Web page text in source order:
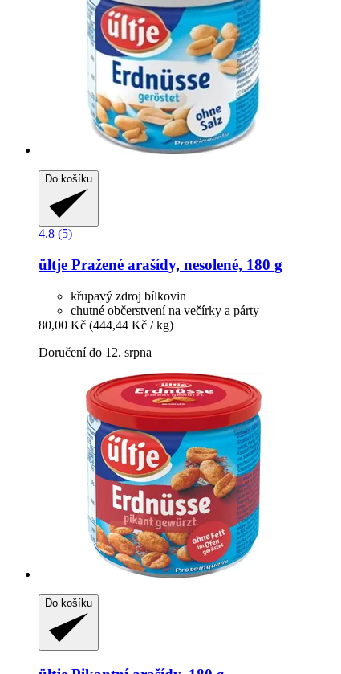
Do košíku
4.8 (5)
ültje Pražené arašídy, nesolené, 180 g
křupavý zdroj bílkovin
chutné občerstvení na večírky a párty
80,00 Kč (444,44 Kč / kg)
Doručení do 12. srpna
Do košíku